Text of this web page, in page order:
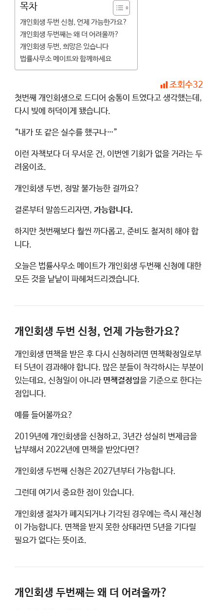
목차
개인회생 두번 신청, 언제 가능한가요?
개인회생 두번째는 왜 더 어려울까?
개인회생 두번, 희망은 있습니다
법률사무소 메이트와 함께하세요
조회수32
첫번째 개인회생으로 드디어 숨통이 트였다고 생각했는데,
다시 빚에 허덕이게 됐습니다.
“내가 또 같은 실수를 했구나…”
이런 자책보다 더 무서운 건, 이번엔 기회가 없을 거라는 두
려움이죠.
개인회생 두번, 정말 불가능한 걸까요?
결론부터 말씀드리자면, 가능합니다.
하지만 첫번째보다 훨씬 까다롭고, 준비도 철저히 해야 합
니다.
오늘은 법률사무소 메이트가 개인회생 두번째 신청에 대한
모든 것을 낱낱이 파헤쳐드리겠습니다.
개인회생 두번 신청, 언제 가능한가요?
개인회생 면책을 받은 후 다시 신청하려면 면책확정일로부
터 5년이 경과해야 합니다. 많은 분들이 착각하시는 부분이
있는데요, 신청일이 아니라 면책결정일을 기준으로 한다는
점입니다.
예를 들어볼까요?
2019년에 개인회생을 신청하고, 3년간 성실히 변제금을
납부해서 2022년에 면책을 받았다면?
개인회생 두번째 신청은 2027년부터 가능합니다.
그런데 여기서 중요한 점이 있습니다.
개인회생 절차가 폐지되거나 기각된 경우에는 즉시 재신청
이 가능합니다. 면책을 받지 못한 상태라면 5년을 기다릴
필요가 없다는 뜻이죠.
개인회생 두번째는 왜 더 어려울까?